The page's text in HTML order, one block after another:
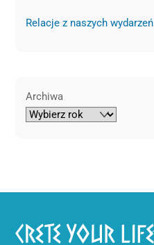
Relacje z naszych wydarzeń
Archiwa